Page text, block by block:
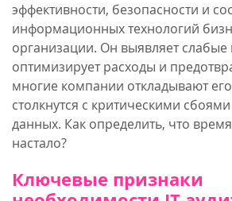
эффективности, безопасности и
информационных технологий
организации. Он выявляет слабые
оптимизирует расходы и
многие компании откладывают
столкнутся с критическими
данных. Как определить, что
настало?
Ключевые признаки